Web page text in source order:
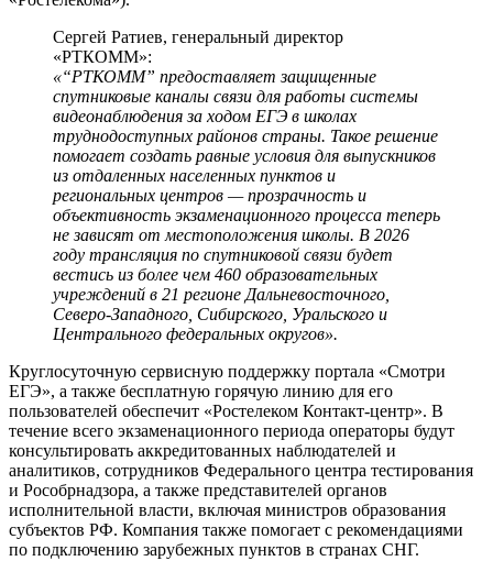
Сергей Ратиев, генеральный директор
«РТКОММ»:
«“РТКОММ” предоставляет защищенные
спутниковые каналы связи для работы системы
видеонаблюдения за ходом ЕГЭ в школах
труднодоступных районов страны. Такое решение
помогает создать равные условия для выпускников
из отдаленных населенных пунктов и
региональных центров — прозрачность и
объективность экзаменационного процесса теперь
не зависят от местоположения школы. В 2026
году трансляция по спутниковой связи будет
вестись из более чем 460 образовательных
учреждений в 21 регионе Дальневосточного,
Северо-Западного, Сибирского, Уральского и
Центрального федеральных округов».
Круглосуточную сервисную поддержку портала «Смотри
ЕГЭ», а также бесплатную горячую линию для его
пользователей обеспечит «Ростелеком Контакт-центр». В
течение всего экзаменационного периода операторы будут
консультировать аккредитованных наблюдателей и
аналитиков, сотрудников Федерального центра тестирования
и Рособрнадзора, а также представителей органов
исполнительной власти, включая министров образования
субъектов РФ. Компания также помогает с рекомендациями
по подключению зарубежных пунктов в странах СНГ.